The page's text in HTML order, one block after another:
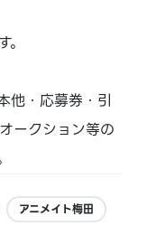
他・応募券・引
ークション等の
アニメイト梅田